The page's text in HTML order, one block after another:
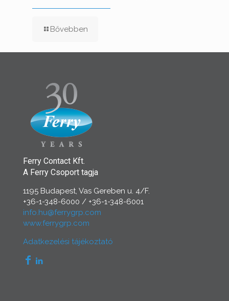
Bővebben
Ferry Contact Kft.
A Ferry Csoport tagja
1195 Budapest, Vas Gereben u. 4/F.
+36-1-348-6000 / +36-1-348-6001
info.hu@ferrygrp.com
www.ferrygrp.com
Adatkezelési tájékoztató